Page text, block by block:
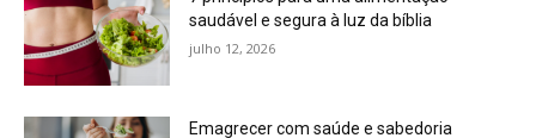
saudável e segura à luz da bíblia
julho 12, 2026
Emagrecer com saúde e sabedoria